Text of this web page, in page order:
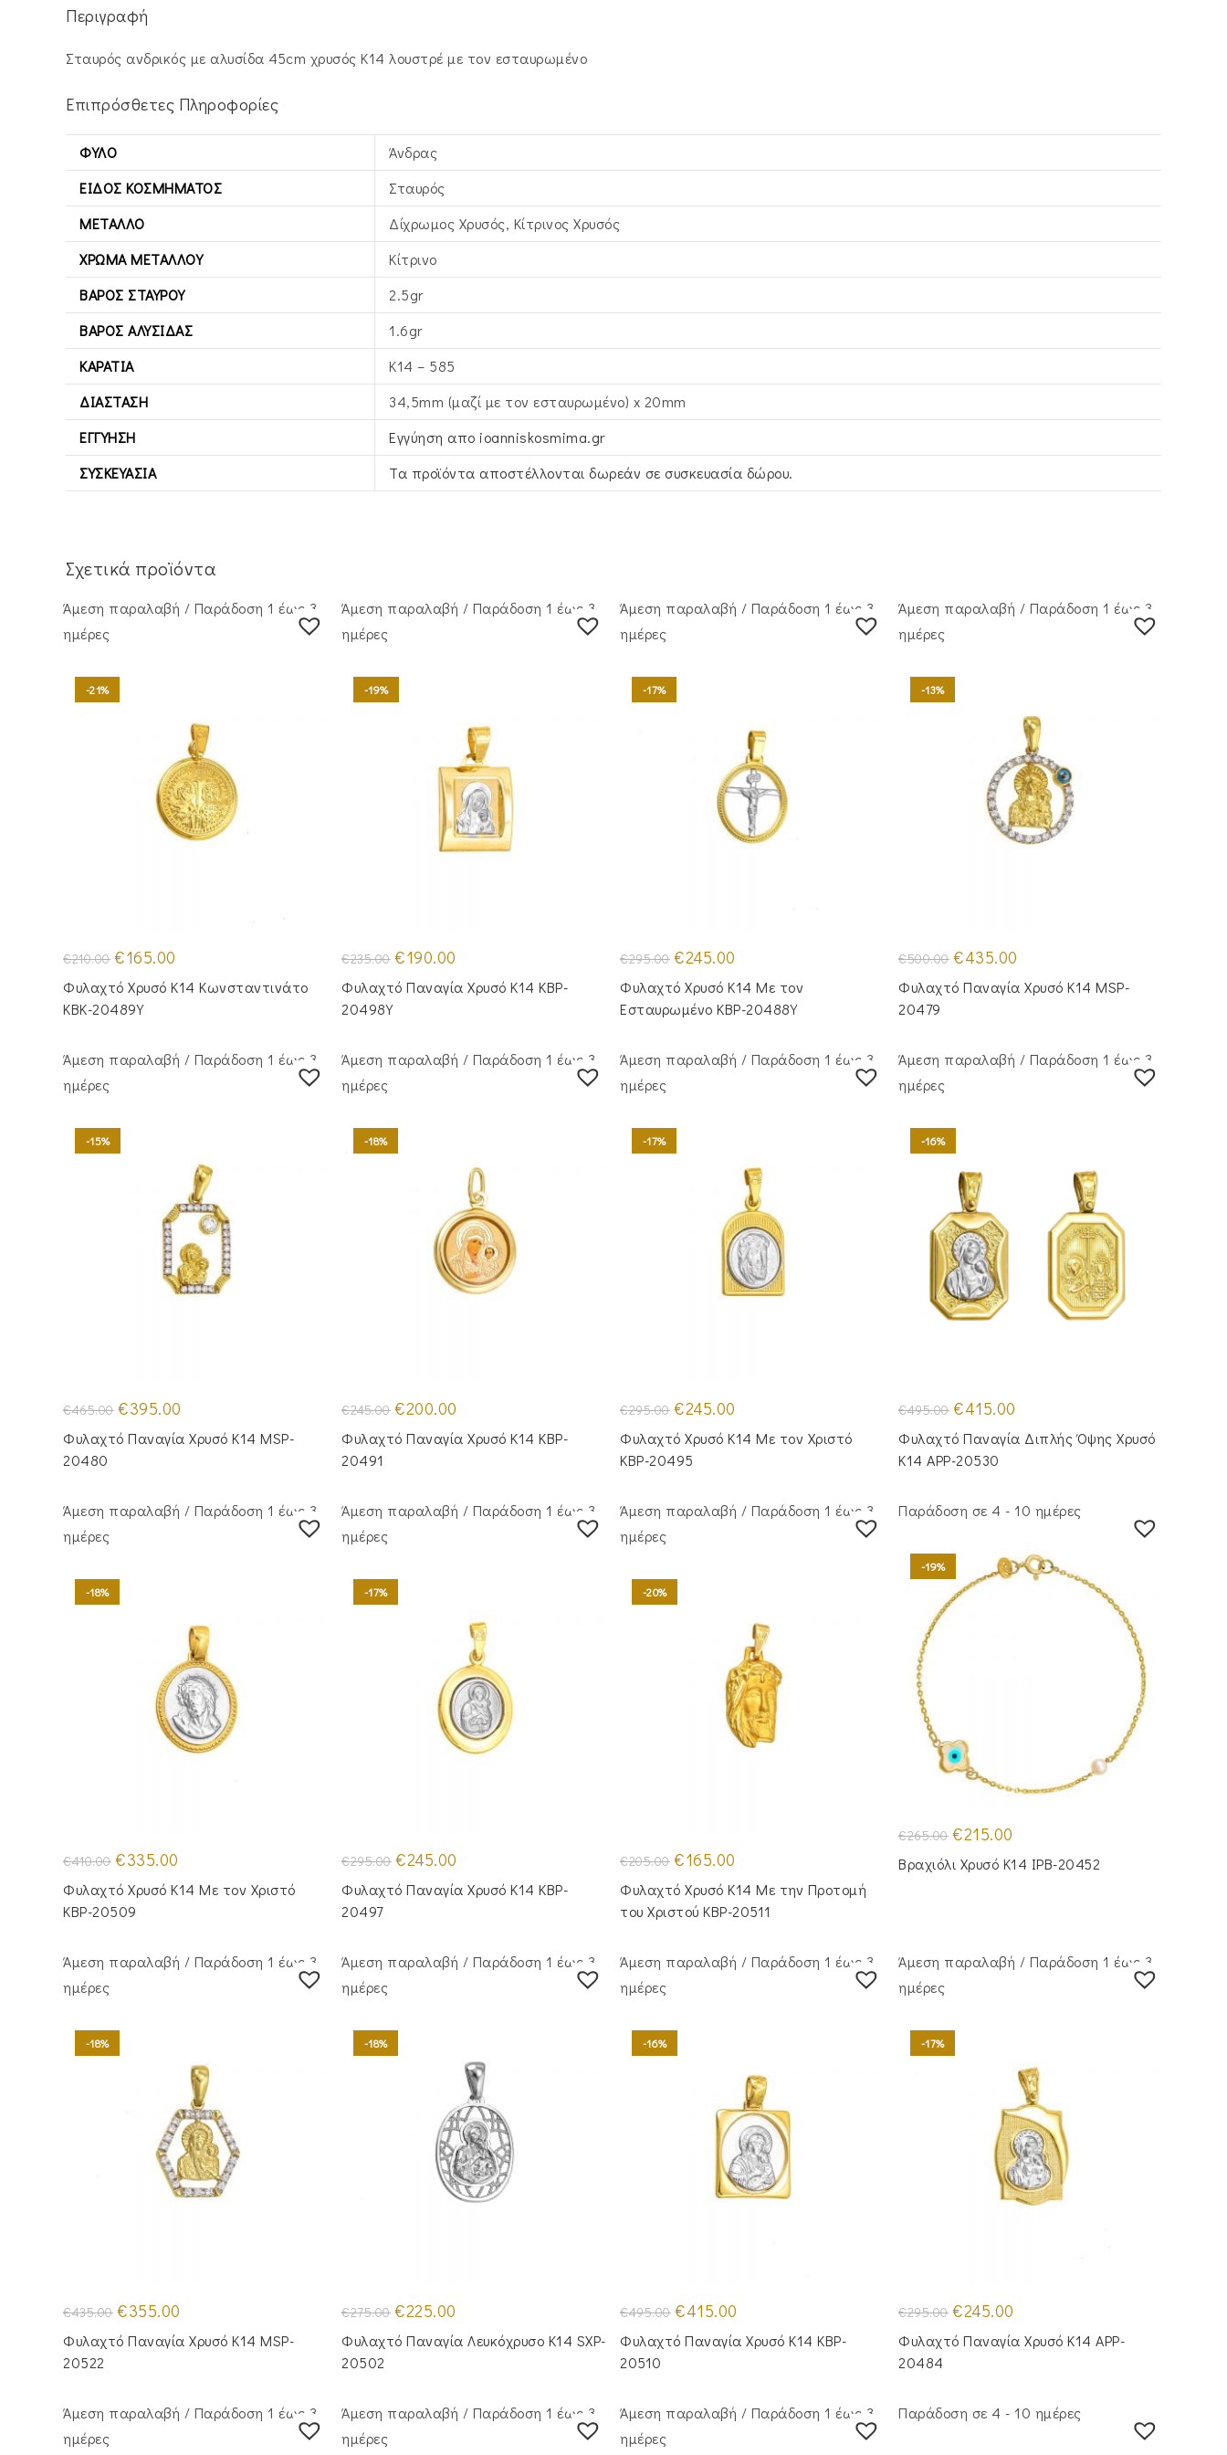
Περιγραφή
Σταυρός ανδρικός με αλυσίδα 45cm χρυσός Κ14 λουστρέ με τον εσταυρωμένο
Επιπρόσθετες Πληροφορίες
ΦΎΛΟ
Άνδρας
ΕΊΔΟΣ ΚΟΣΜΉΜΑΤΟΣ
Σταυρός
ΜΈΤΑΛΛΟ
Δίχρωμος Χρυσός, Κίτρινος Xρυσός
ΧΡΏΜΑ ΜΕΤΆΛΛΟΥ
Κίτρινο
ΒΆΡΟΣ ΣΤΑΥΡΟΎ
2.5gr
ΒΆΡΟΣ ΑΛΥΣΊΔΑΣ
1.6gr
ΚΑΡΆΤΙΑ
Κ14 – 585
ΔΙΆΣΤΑΣΗ
34,5mm (μαζί με τον εσταυρωμένο) x 20mm
ΕΓΓΎΗΣΗ
Εγγύηση απο ioanniskosmima.gr
ΣΥΣΚΕΥΑΣΊΑ
Τα προϊόντα αποστέλλονται δωρεάν σε συσκευασία δώρου.
Σχετικά προϊόντα
Άμεση παραλαβή / Παράδoση 1 έως 3
ημέρες
-21%
€210.00 Original
price
was:
€210.00.
€165.00
τιμή
είναι:
Φυλαχτό Χρυσό Κ14 Κωνσταντινάτο
KBK-20489Y
Άμεση παραλαβή / Παράδoση 1 έως 3
ημέρες
-19%
€235.00 Original
price
was:
€235.00.
€190.00
τιμή
είναι:
Φυλαχτό Παναγία Χρυσό Κ14 KBP-
20498Y
Άμεση παραλαβή / Παράδoση 1 έως 3
ημέρες
-17%
€295.00 Original
price
was:
€295.00.
€245.00
τιμή
είναι:
€245.00.
Φυλαχτό Χρυσό Κ14 Με τον
Εσταυρωμένο KBP-20488Y
Άμεση παραλαβή / Παράδoση 1 έως 3
ημέρες
-13%
€500.00 Original
price
was:
€500.00.
€435.00
τιμή
είναι:
Φυλαχτό Παναγία Χρυσό Κ14 MSP-
20479
Άμεση παραλαβή / Παράδoση 1 έως 3
ημέρες
-15%
€465.00 Original
price
was:
€465.00.
€395.00
τιμή
είναι:
Φυλαχτό Παναγία Χρυσό Κ14 MSP-
20480
Άμεση παραλαβή / Παράδoση 1 έως 3
ημέρες
-18%
€245.00 Original
price
was:
€245.00.
€200.00
τιμή
είναι:
Φυλαχτό Παναγία Χρυσό Κ14 KBP-
20491
Άμεση παραλαβή / Παράδoση 1 έως 3
ημέρες
-17%
€295.00 Original
price
was:
€295.00.
€245.00
τιμή
είναι:
Φυλαχτό Χρυσό Κ14 Με τον Χριστό
KBP-20495
Άμεση παραλαβή / Παράδoση 1 έως 3
ημέρες
-16%
€495.00 Original
price
was:
€495.00.
€415.00
τιμή
είναι:
Φυλαχτό Παναγία Διπλής Όψης Χρυσό
Κ14 APP-20530
Άμεση παραλαβή / Παράδoση 1 έως 3
ημέρες
-18%
€410.00 Original
price
was:
€410.00.
€335.00
τιμή
είναι:
Φυλαχτό Χρυσό Κ14 Με τον Χριστό
KBP-20509
Άμεση παραλαβή / Παράδoση 1 έως 3
ημέρες
-17%
€295.00 Original
price
was:
€295.00.
€245.00
τιμή
είναι:
Φυλαχτό Παναγία Χρυσό Κ14 KBP-
20497
Άμεση παραλαβή / Παράδoση 1 έως 3
ημέρες
-20%
€205.00 Original
price
was:
€205.00.
€165.00
τιμή
είναι:
€165.00.
Φυλαχτό Χρυσό Κ14 Με την Προτομή
του Χριστού KBP-20511
Παράδοση σε 4 - 10 ημέρες
-19%
€265.00 Original
price
was:
€265.00.
€215.00
τιμή
είναι:
Βραχιόλι Χρυσό Κ14 IPB-20452
Άμεση παραλαβή / Παράδoση 1 έως 3
ημέρες
-18%
€435.00 Original
price
was:
€435.00.
€355.00
τιμή
είναι:
Φυλαχτό Παναγία Χρυσό Κ14 MSP-
20522
Άμεση παραλαβή / Παράδoση 1 έως 3
ημέρες
-18%
€275.00 Original
price
was:
€275.00.
€225.00
τιμή
είναι:
Φυλαχτό Παναγία Λευκόχρυσο Κ14 SXP-
20502
Άμεση παραλαβή / Παράδoση 1 έως 3
ημέρες
-16%
€495.00 Original
price
was:
€495.00.
€415.00
τιμή
είναι:
Φυλαχτό Παναγία Χρυσό Κ14 KBP-
20510
Άμεση παραλαβή / Παράδoση 1 έως 3
ημέρες
-17%
€295.00 Original
price
was:
€295.00.
€245.00
τιμή
είναι:
Φυλαχτό Παναγία Χρυσό Κ14 APP-
20484
Άμεση παραλαβή / Παράδoση 1 έως 3
ημέρες
Άμεση παραλαβή / Παράδoση 1 έως 3
ημέρες
Άμεση παραλαβή / Παράδoση 1 έως 3
ημέρες
Παράδοση σε 4 - 10 ημέρες